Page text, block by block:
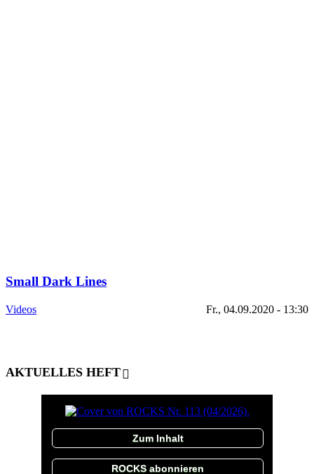
Small Dark Lines
Videos Fr., 04.09.2020 - 13:30
AKTUELLES HEFT
Zum Inhalt
ROCKS abonnieren